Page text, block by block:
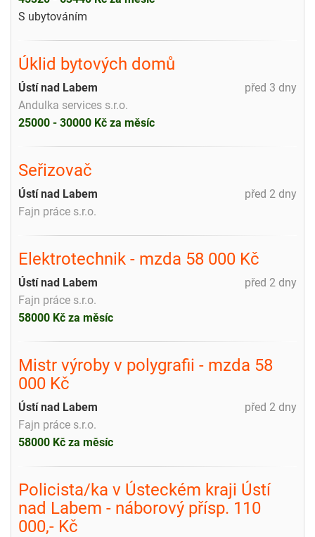
S ubytováním
Úklid bytových domů
před 3 dny
Ústí nad Labem
Andulka services s.r.o.
25000 - 30000 Kč za měsíc
Seřizovač
před 2 dny
Ústí nad Labem
Fajn práce s.r.o.
Elektrotechnik - mzda 58 000 Kč
před 2 dny
Ústí nad Labem
Fajn práce s.r.o.
58000 Kč za měsíc
Mistr výroby v polygrafii - mzda 58
000 Kč
před 2 dny
Ústí nad Labem
Fajn práce s.r.o.
58000 Kč za měsíc
Policista/ka v Ústeckém kraji Ústí
nad Labem - náborový přísp. 110
000,- Kč